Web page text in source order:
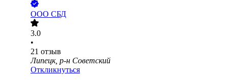
ООО СБД
3.0
•
21 отзыв
Липецк, р-н Советский
Откликнуться